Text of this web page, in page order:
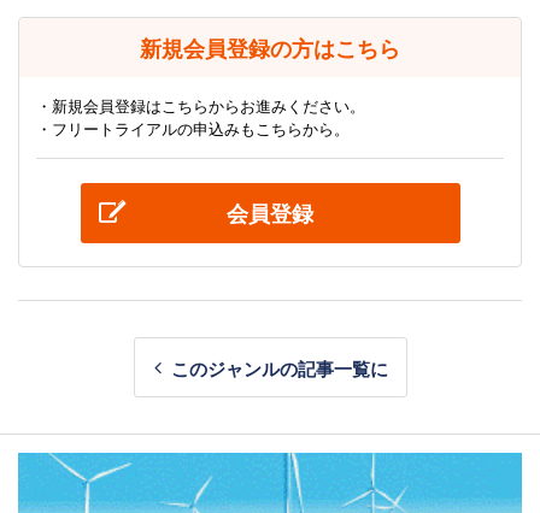
新規会員登録の方はこちら
・新規会員登録はこちらからお進みください。
・フリートライアルの申込みもこちらから。
会員登録
このジャンルの記事一覧に